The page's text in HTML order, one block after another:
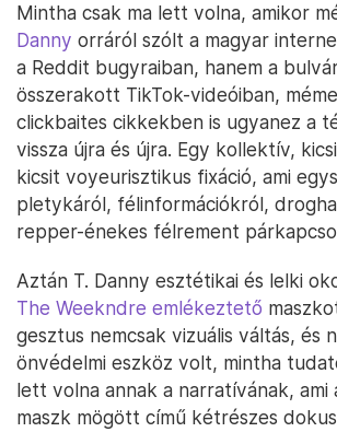
Mintha csak ma lett volna, amikor
Danny orráról szólt a magyar
a Reddit bugyraiban, hanem a
összerakott TikTok-videóiban,
clickbaites cikkekben is ugyanez a
vissza újra és újra. Egy kollektív,
kicsit voyeurisztikus fixáció, ami
pletykáról, félinformációkról,
repper-énekes félrement
Aztán T. Danny esztétikai és lelki
The Weekndre emlékeztető
gesztus nemcsak vizuális váltás, és
önvédelmi eszköz volt, mintha
lett volna annak a narratívának, ami
maszk mögött című kétrészes